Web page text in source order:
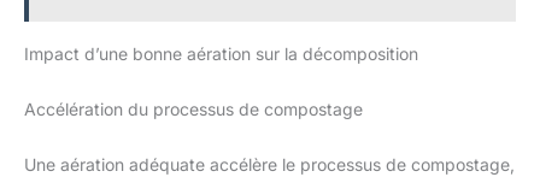
Impact d’une bonne aération sur la décomposition
Accélération du processus de compostage
Une aération adéquate accélère le processus de compostage,